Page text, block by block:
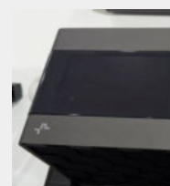
Microsoft
теряет
Xbox